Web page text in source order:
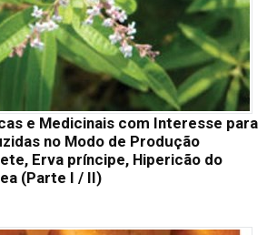
e Medicinais com Interesse para
no Modo de Produção
Erva príncipe, Hipericão do
(Parte I / II)